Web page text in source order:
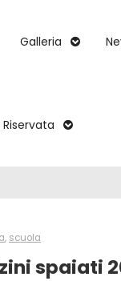
Galleria
, scuola
spaiati